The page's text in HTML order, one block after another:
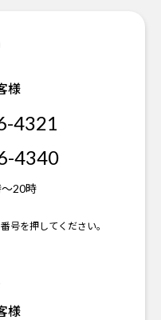
様
4321
4340
20時
号を押してください。
様